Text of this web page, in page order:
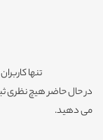
تنها
در حال حاضر هیچ نظری
می دهید.